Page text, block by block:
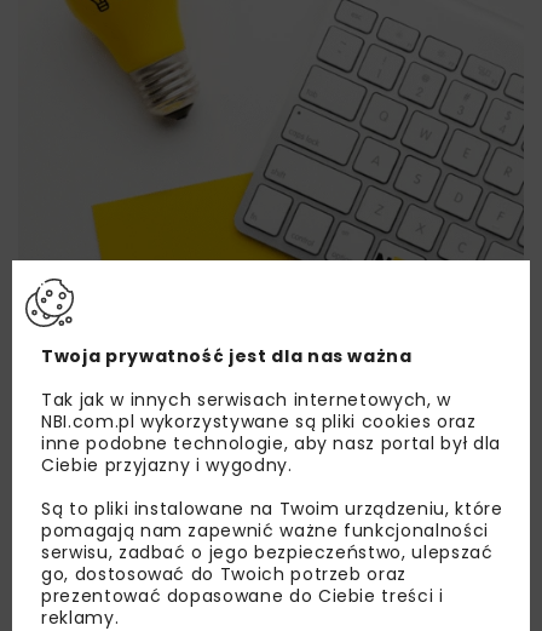
Lubisz wiedzieć więcej?
Zapisz się do newslettera aby otrzymywać od
nas najlepsze informacje branżowe,
zaproszenia na wydarzenia, atrakcyjne oferty i
dedykowane akcje specjalne.
Twoja prywatność jest dla nas ważna
Tak jak w innych serwisach internetowych, w
NBI.com.pl wykorzystywane są pliki cookies oraz
inne podobne technologie, aby nasz portal był dla
Ciebie przyjazny i wygodny.
Są to pliki instalowane na Twoim urządzeniu, które
pomagają nam zapewnić ważne funkcjonalności
serwisu, zadbać o jego bezpieczeństwo, ulepszać
go, dostosować do Twoich potrzeb oraz
prezentować dopasowane do Ciebie treści i
reklamy.